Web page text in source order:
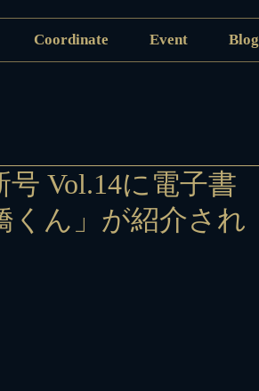
Coordinate Event Blog
Vol.14に電子書
くん」が紹介され